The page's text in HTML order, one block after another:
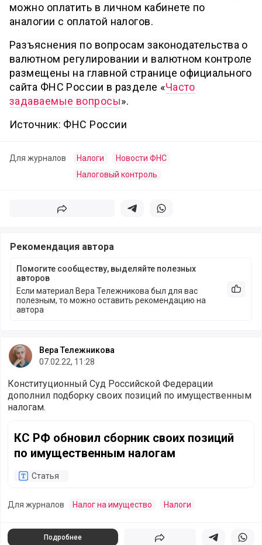
можно оплатить в личном кабинете по
аналогии с оплатой налогов.
Разъяснения по вопросам законодательства о
валютном регулировании и валютном контроле
размещены на главной странице официального
сайта ФНС России в разделе «Часто
задаваемые вопросы».
Источник: ФНС России
Для журналов Налоги
Новости ФНС
Налоговый контроль
Поделиться Поделиться в телеграм
Поделиться в whatsapp
Рекомендация автора
Помогите сообществу, выделяйте полезных
авторов
Если материал Вера Тележникова был для вас
полезным, то можно оставить рекомендацию на
автора
Вера Тележникова
07.02.22, 11:28
Конституционный Суд Российской Федерации
дополнил подборку своих позиций по имущественным
налогам.
КС РФ обновил сборник своих позиций
по имущественным налогам
Статья
Для журналов Налог на имущество Налоги
Подробнее Поделиться Поделиться в